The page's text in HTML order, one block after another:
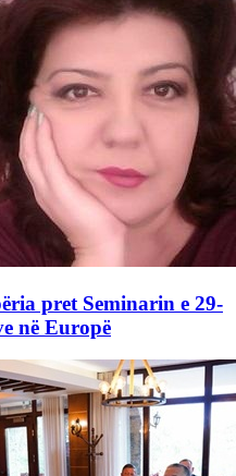
pret Seminarin e 29-
në Europë